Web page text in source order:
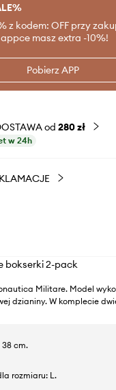
z kodem: OFF przy
appce masz extra -10%!
Pobierz APP
od 280 zł
w 24h
bokserki 2-pack
Militare. Model
dzianiny. W komplecie
38 cm.
rozmiaru: L.